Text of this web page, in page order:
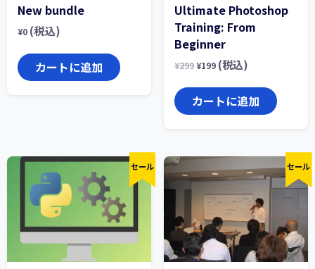
New bundle
¥0 (税込)
カートに追加
Ultimate Photoshop
Training: From
Beginner
¥299 ¥199 (税込)
カートに追加
セール セール